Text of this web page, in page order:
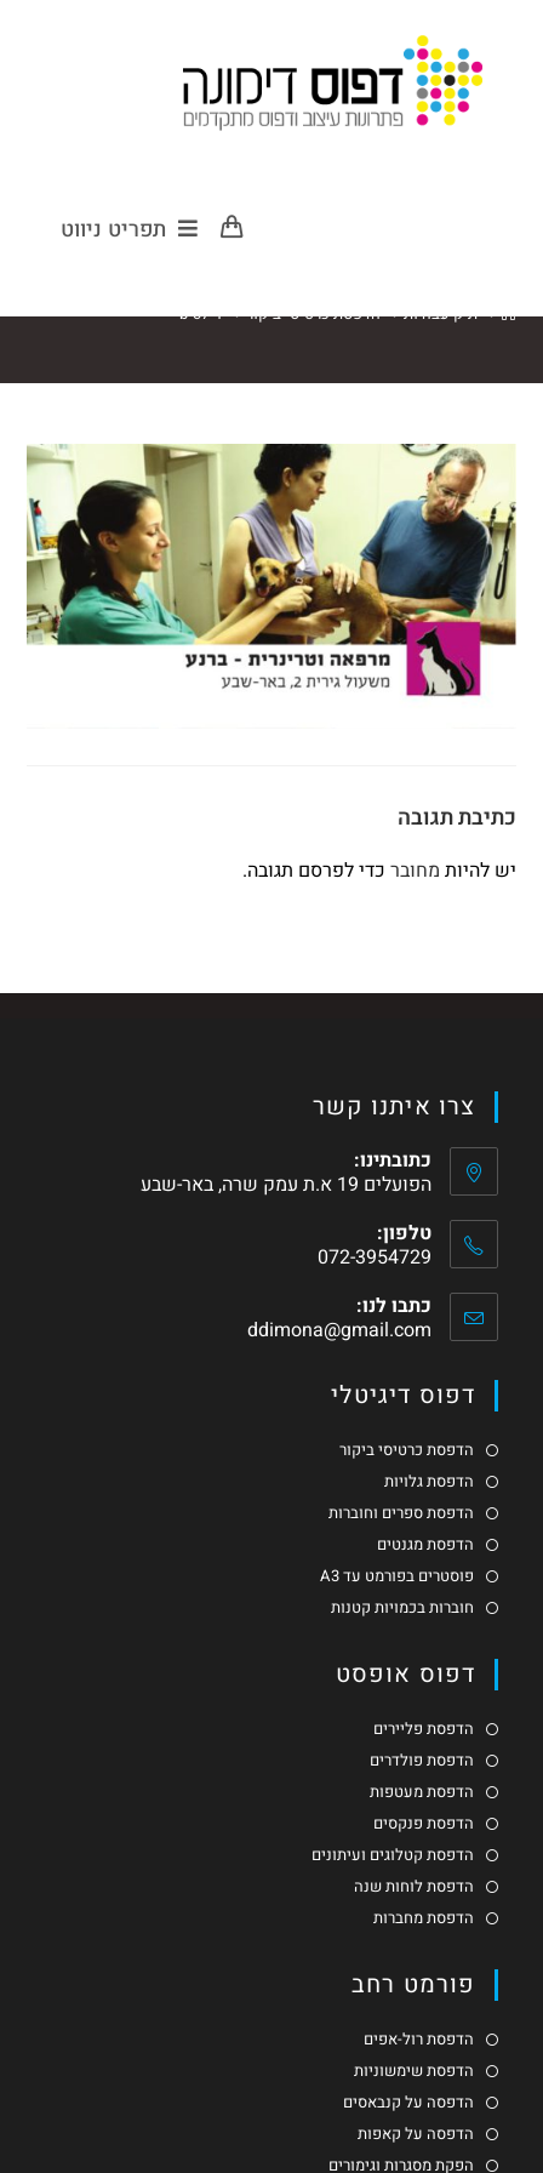
תפריט ניווט
> תיק עבודות > הדפסת כרטיסי ביקור >
b-c7-1
כתיבת תגובה
יש להיות מחובר כדי לפרסם תגובה.
צרו איתנו קשר
כתובתינו:
הפועלים 19 א.ת עמק שרה, באר-שבע
טלפון:
072-3954729
כתבו לנו:
ddimona@gmail.com
דפוס דיגיטלי
הדפסת כרטיסי ביקור
הדפסת גלויות
הדפסת ספרים וחוברות
הדפסת מגנטים
פוסטרים בפורמט עד A3
חוברות בכמויות קטנות
דפוס אופסט
הדפסת פליירים
הדפסת פולדרים
הדפסת מעטפות
הדפסת פנקסים
הדפסת קטלוגים ועיתונים
הדפסת לוחות שנה
הדפסת מחברות
פורמט רחב
הדפסת רול-אפים
הדפסת שימשוניות
הדפסה על קנבאסים
הדפסה על קאפות
הפקת מסגרות וגימורים